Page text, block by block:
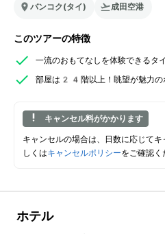
バンコク(タイ)
成田空港
このツアーの特徴
一流のおもてなしを体験できるタ
部屋は24階以上！眺望が魅力の
キャンセル料がかかります
キャンセルの場合は、日数に応じて
しくはキャンセルポリシーをご確認く
ホテル